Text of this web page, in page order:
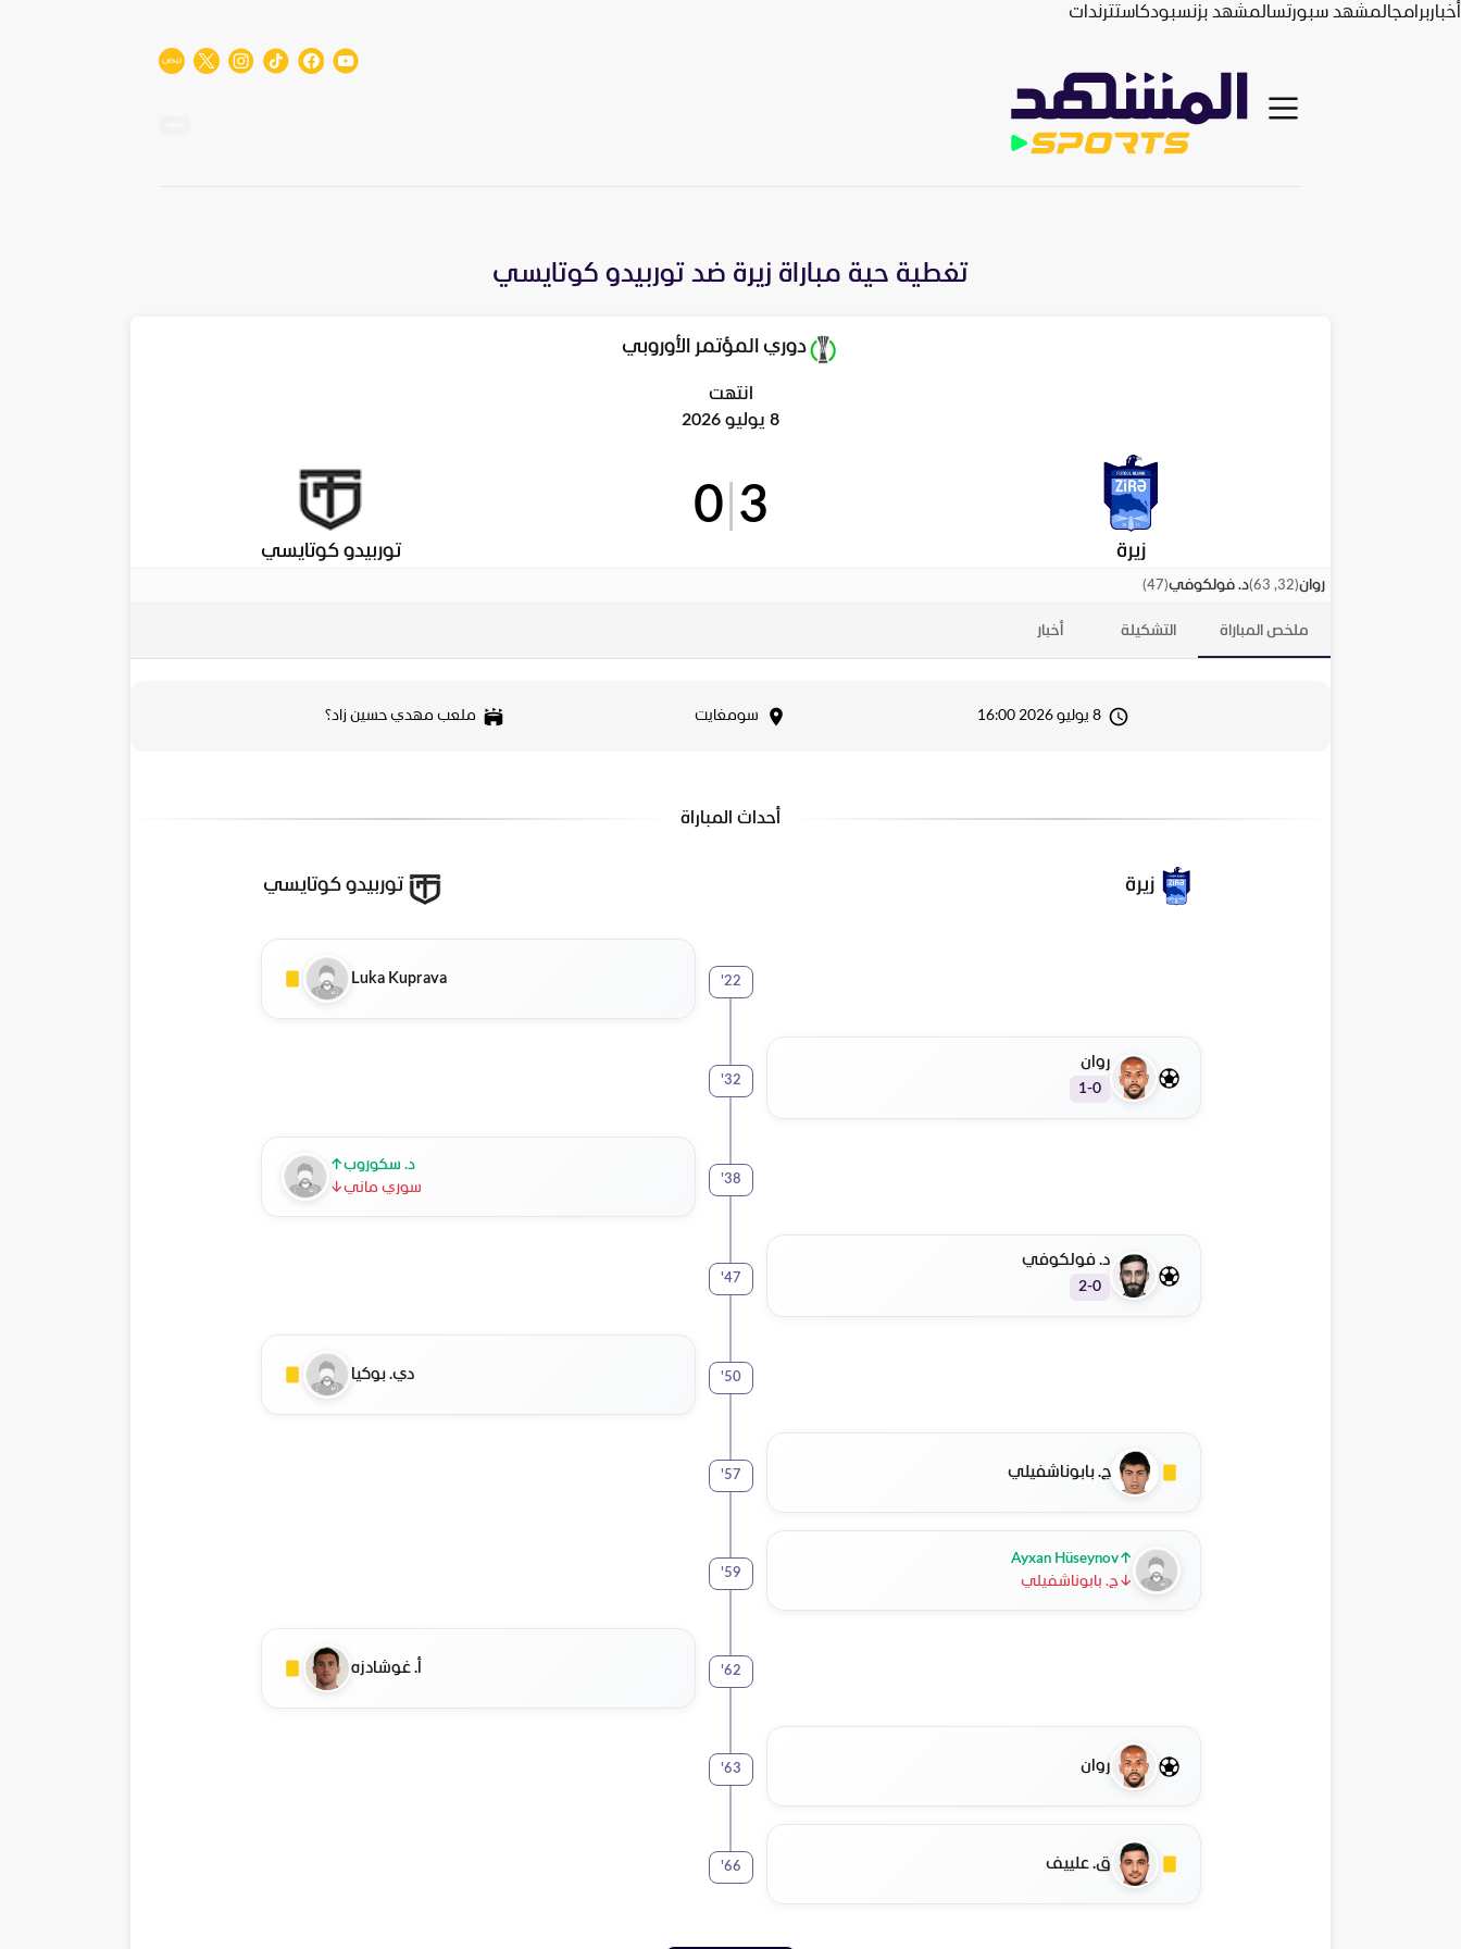
أخباربرامجالمشهد سبورتسالمشهد بزنسبودكاستترندات
تغطية حية مباراة زيرة ضد توربيدو كوتايسي
دوري المؤتمر الأوروبي
انتهت
8 يوليو 2026
زيرة
3
0
توربيدو كوتايسي
روان(
32, 63
)د. فولكوفي(
47
)
ملخص المباراة التشكيلة أخبار
8 يوليو 2026 16:00 سومغايت ملعب مهدي حسين زاد؟
أحداث المباراة
زيرة توربيدو كوتايسي
22
'
Luka Kuprava
روان
1-0
32
'
38
'
↑د. سكوروب
↓سوري ماني
د. فولكوفي
2-0
47
'
50
' دي. بوكيا
ج. بابوناشفيلي 57
'
↑
Ayxan Hüseynov
↓ج. بابوناشفيلي
59
'
62
' أ. غوشادزه
روان 63
'
ق. علييف 66
'